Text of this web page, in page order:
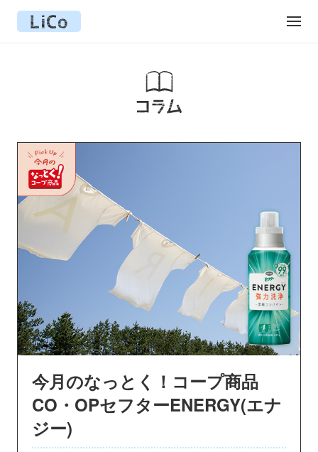
今月のなっとく！コープ商品
CO・OPセフターENERGY(エナ
ジー)